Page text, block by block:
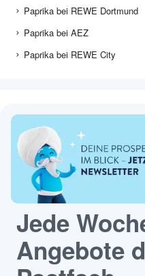
Paprika bei REWE Dortmund
Paprika bei AEZ
Paprika bei REWE City
Jede
Angebote